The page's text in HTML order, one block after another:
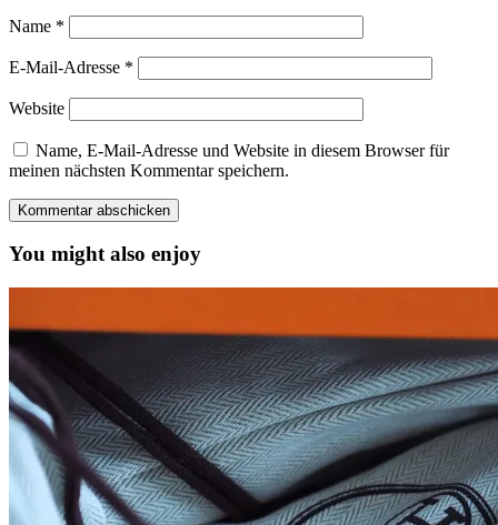
Name *
E-Mail-Adresse *
Website
Name, E-Mail-Adresse und Website in diesem Browser für
meinen nächsten Kommentar speichern.
You might also enjoy